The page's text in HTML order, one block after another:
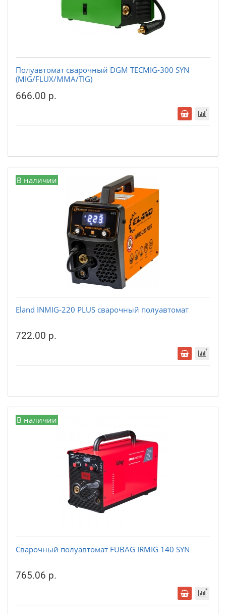
Полуавтомат сварочный DGM TECMIG-300 SYN
(MIG/FLUX/MMA/TIG)
666.00 р.
В наличии
Eland INMIG-220 PLUS cварочный полуавтомат
722.00 р.
В наличии
Сварочный полуавтомат FUBAG IRMIG 140 SYN
765.06 р.